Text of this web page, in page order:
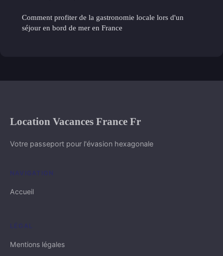
Comment profiter de la gastronomie locale lors d'un
séjour en bord de mer en France
Location Vacances France Fr
Votre passeport pour l'évasion hexagonale
NAVIGATION
Accueil
LÉGAL
Mentions légales